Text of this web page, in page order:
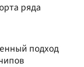
ряда
подход